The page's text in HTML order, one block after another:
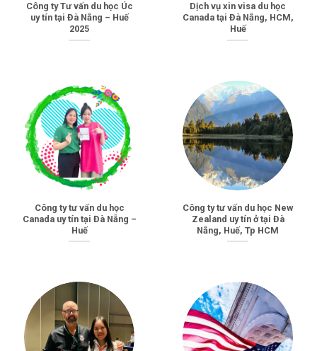
Công ty Tư vấn du học Úc
uy tín tại Đà Nẵng – Huế
2025
Dịch vụ xin visa du học
Canada tại Đà Nẵng, HCM,
Huế
Công ty tư vấn du học
Canada uy tín tại Đà Nẵng –
Huế
Công ty tư vấn du học New
Zealand uy tín ở tại Đà
Nẵng, Huế, Tp HCM